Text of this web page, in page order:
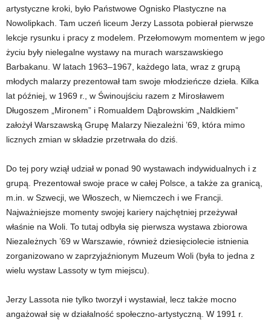
artystyczne kroki, było Państwowe Ognisko Plastyczne na
Nowolipkach. Tam uczeń liceum Jerzy Lassota pobierał pierwsze
lekcje rysunku i pracy z modelem. Przełomowym momentem w jego
życiu były nielegalne wystawy na murach warszawskiego
Barbakanu. W latach 1963–1967, każdego lata, wraz z grupą
młodych malarzy prezentował tam swoje młodzieńcze dzieła. Kilka
lat później, w 1969 r., w Świnoujściu razem z Mirosławem
Długoszem „Mironem” i Romualdem Dąbrowskim „Naldkiem”
założył Warszawską Grupę Malarzy Niezależni ’69, która mimo
licznych zmian w składzie przetrwała do dziś.
Do tej pory wziął udział w ponad 90 wystawach indywidualnych i z
grupą. Prezentował swoje prace w całej Polsce, a także za granicą,
m.in. w Szwecji, we Włoszech, w Niemczech i we Francji.
Najważniejsze momenty swojej kariery najchętniej przeżywał
właśnie na Woli. To tutaj odbyła się pierwsza wystawa zbiorowa
Niezależnych ’69 w Warszawie, również dziesięciolecie istnienia
zorganizowano w zaprzyjaźnionym Muzeum Woli (była to jedna z
wielu wystaw Lassoty w tym miejscu).
Jerzy Lassota nie tylko tworzył i wystawiał, lecz także mocno
angażował się w działalność społeczno-artystyczną. W 1991 r.